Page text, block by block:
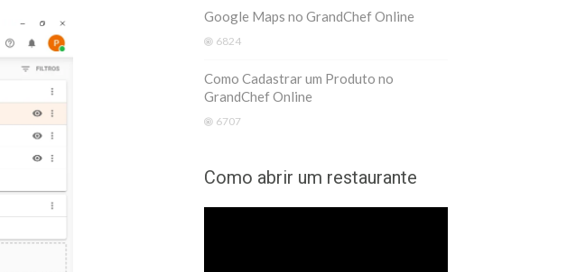
Google Maps no GrandChef Online
6824
Como Cadastrar um Produto no
GrandChef Online
6707
Como abrir um restaurante